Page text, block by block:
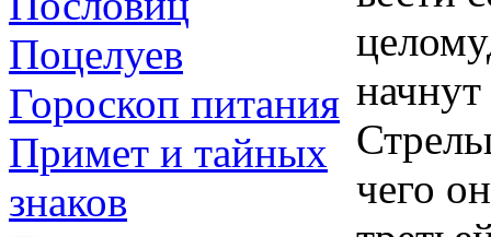
Поцелуев
Гороскоп питания
Примет и тайных
знаков
чего